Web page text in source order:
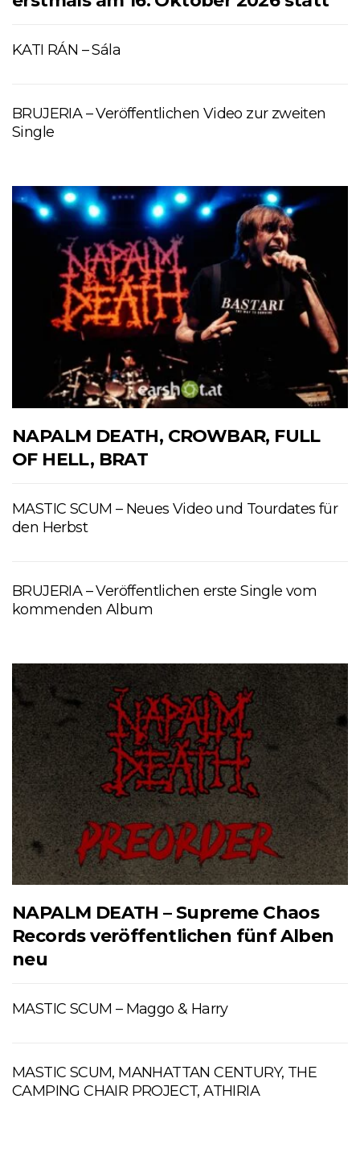
KATI RÁN – Sála
BRUJERIA – Veröffentlichen Video zur zweiten
Single
NAPALM DEATH, CROWBAR, FULL
OF HELL, BRAT
MASTIC SCUM – Neues Video und Tourdates für
den Herbst
BRUJERIA – Veröffentlichen erste Single vom
kommenden Album
NAPALM DEATH – Supreme Chaos
Records veröffentlichen fünf Alben
neu
MASTIC SCUM – Maggo & Harry
MASTIC SCUM, MANHATTAN CENTURY, THE
CAMPING CHAIR PROJECT, ATHIRIA